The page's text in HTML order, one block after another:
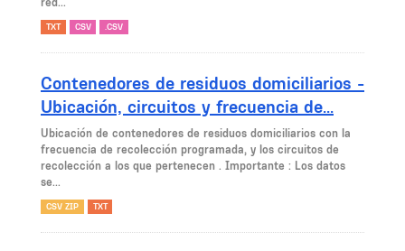
TXT CSV .CSV
Contenedores de residuos domiciliarios -
Ubicación, circuitos y frecuencia de...
Ubicación de contenedores de residuos domiciliarios con la
frecuencia de recolección programada, y los circuitos de
recolección a los que pertenecen . Importante : Los datos
se...
CSV ZIP TXT